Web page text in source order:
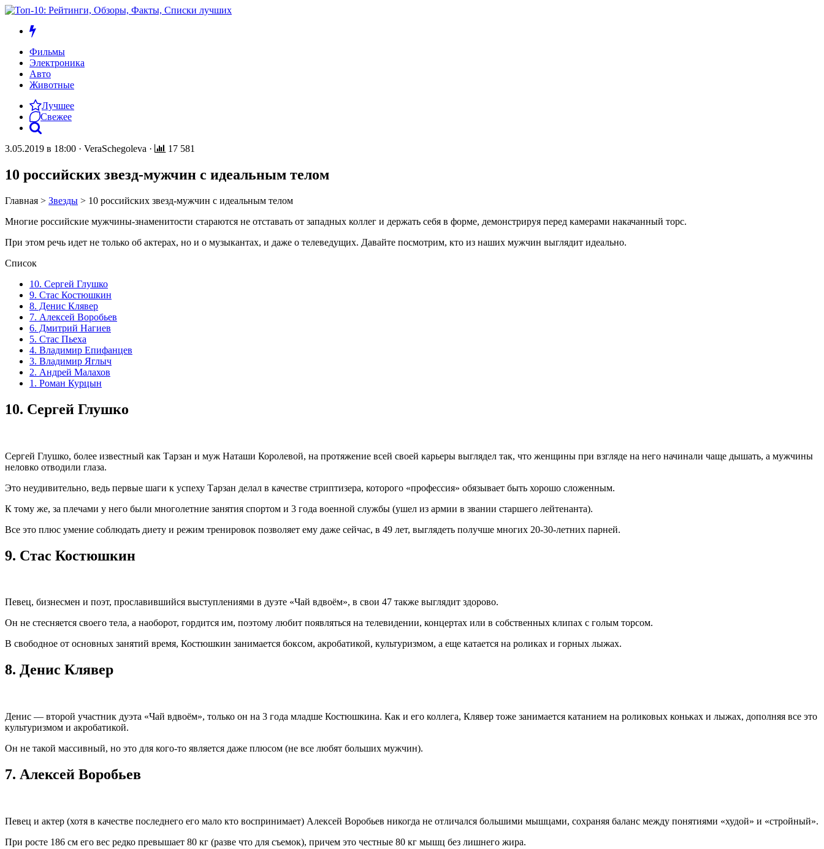
Фильмы
Электроника
Авто
Животные
Лучшее
Свежее
3.05.2019 в 18:00 · VeraSchegoleva · 17 581
10 российских звезд-мужчин с идеальным телом
Главная > Звезды > 10 российских звезд-мужчин с идеальным телом
Многие российские мужчины-знаменитости стараются не отставать от западных коллег и держать себя в форме, демонстрируя перед камерами накачанный торс.
При этом речь идет не только об актерах, но и о музыкантах, и даже о телеведущих. Давайте посмотрим, кто из наших мужчин выглядит идеально.
Список
10. Сергей Глушко
9. Стас Костюшкин
8. Денис Клявер
7. Алексей Воробьев
6. Дмитрий Нагиев
5. Стас Пьеха
4. Владимир Епифанцев
3. Владимир Яглыч
2. Андрей Малахов
1. Роман Курцын
10. Сергей Глушко
Сергей Глушко, более известный как Тарзан и муж Наташи Королевой, на протяжение всей своей карьеры выглядел так, что женщины при взгляде на него начинали чаще дышать, а мужчины
неловко отводили глаза.
Это неудивительно, ведь первые шаги к успеху Тарзан делал в качестве стриптизера, которого «профессия» обязывает быть хорошо сложенным.
К тому же, за плечами у него были многолетние занятия спортом и 3 года военной службы (ушел из армии в звании старшего лейтенанта).
Все это плюс умение соблюдать диету и режим тренировок позволяет ему даже сейчас, в 49 лет, выглядеть получше многих 20-30-летних парней.
9. Стас Костюшкин
Певец, бизнесмен и поэт, прославившийся выступлениями в дуэте «Чай вдвоём», в свои 47 также выглядит здорово.
Он не стесняется своего тела, а наоборот, гордится им, поэтому любит появляться на телевидении, концертах или в собственных клипах с голым торсом.
В свободное от основных занятий время, Костюшкин занимается боксом, акробатикой, культуризмом, а еще катается на роликах и горных лыжах.
8. Денис Клявер
Денис — второй участник дуэта «Чай вдвоём», только он на 3 года младше Костюшкина. Как и его коллега, Клявер тоже занимается катанием на роликовых коньках и лыжах, дополняя все это
культуризмом и акробатикой.
Он не такой массивный, но это для кого-то является даже плюсом (не все любят больших мужчин).
7. Алексей Воробьев
Певец и актер (хотя в качестве последнего его мало кто воспринимает) Алексей Воробьев никогда не отличался большими мышцами, сохраняя баланс между понятиями «худой» и «стройный».
При росте 186 см его вес редко превышает 80 кг (разве что для съемок), причем это честные 80 кг мышц без лишнего жира.